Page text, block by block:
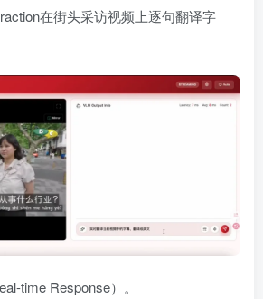
在街头采访视频上逐句翻译字
time Response）。